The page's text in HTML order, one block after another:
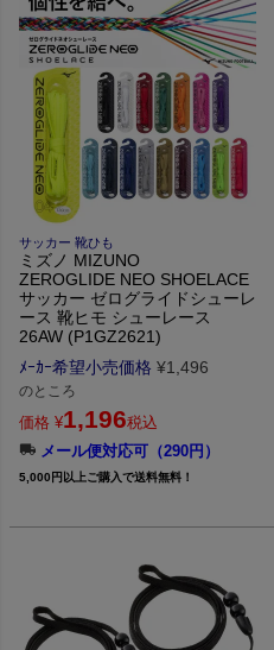
サッカー 靴ひも
ミズノ MIZUNO
ZEROGLIDE NEO SHOELACE
サッカー ゼログライドシューレ
ース 靴ヒモ シューレース
26AW (P1GZ2621)
ﾒｰｶｰ希望小売価格 ¥1,496
のところ
価格 ¥1,196税込
メール便対応可（290円）
5,000円以上ご購入で送料無料！